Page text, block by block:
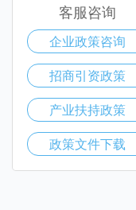
客服咨询
企业政策咨询
招商引资政策
产业扶持政策
政策文件下载